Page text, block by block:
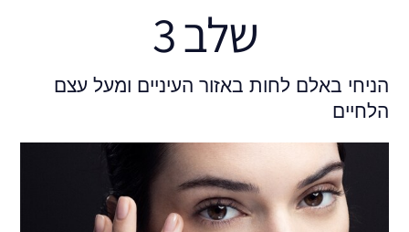
שלב 3
הניחי באלם לחות באזור העיניים ומעל עצם
הלחיים